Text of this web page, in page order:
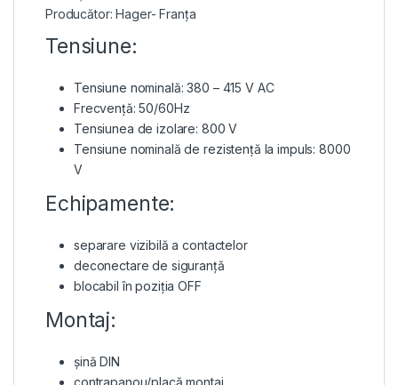
Producător: Hager- Franța
Tensiune:
Tensiune nominală: 380 – 415 V AC
Frecvență: 50/60Hz
Tensiunea de izolare: 800 V
Tensiune nominală de rezistență la impuls: 8000
V
Echipamente:
separare vizibilă a contactelor
deconectare de siguranță
blocabil în poziția OFF
Montaj:
șină DIN
contrapanou/placă montaj